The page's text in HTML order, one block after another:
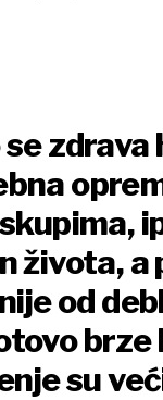
se
života, a
od
brze
su